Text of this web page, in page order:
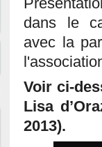
dans le
avec la
Voir ci-
Lisa
2013).